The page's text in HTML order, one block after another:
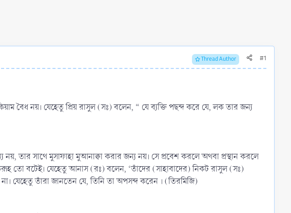
Thread Author #1
বৈধ নয়। যেহেতু প্রিয় রাসুল (সঃ) বলেন, “ যে ব্যক্তি পছন্দ করে যে, লক তার জন্য
তার সাথে মুসাফাহা মুআনাক্বা করার জন্য নয়। সে প্রবেশ করলে অথবা প্রস্থান করলে
তো বটেই। যেহেতু আনাস (রঃ) বলেন, ‘তাঁদের (সাহাবাদের) নিকট রাসুল (সঃ)
যেহেতু তাঁরা জানতেন যে, তিনি তা অপসন্দ করেন । (তিরমিজি)